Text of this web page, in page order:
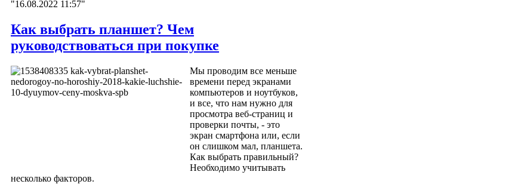
"16.08.2022 11:57"
Как выбрать планшет? Чем
руководствоваться при покупке
Мы проводим все меньше
времени перед экранами
компьютеров и ноутбуков,
и все, что нам нужно для
просмотра веб-страниц и
проверки почты, - это
экран смартфона или, если
он слишком мал, планшета.
Как выбрать правильный?
Необходимо учитывать
несколько факторов.